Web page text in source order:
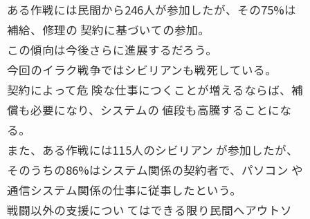
ある作戦には民間から246人が参加したが、その75%は
補給、修理の 契約に基づいての参加。
この傾向は今後さらに進展するだろう。
今回のイラク戦争ではシビリアンも戦死している。
契約によって危 険な仕事につくことが増えるならば、補
償も必要になり、システムの 値段も高騰することにな
る。
また、ある作戦には115人のシビリアン が参加したが、
そのうちの86%はシステム関係の契約者で、パソコン や
通信システム関係の仕事に従事したという。
戦闘以外の支援につい てはできる限り民間へアウトソ